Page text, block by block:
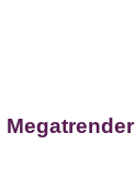
Megatrender